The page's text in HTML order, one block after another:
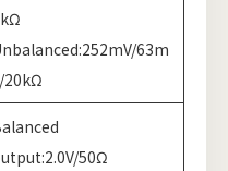
63m
20kΩ
50Ω